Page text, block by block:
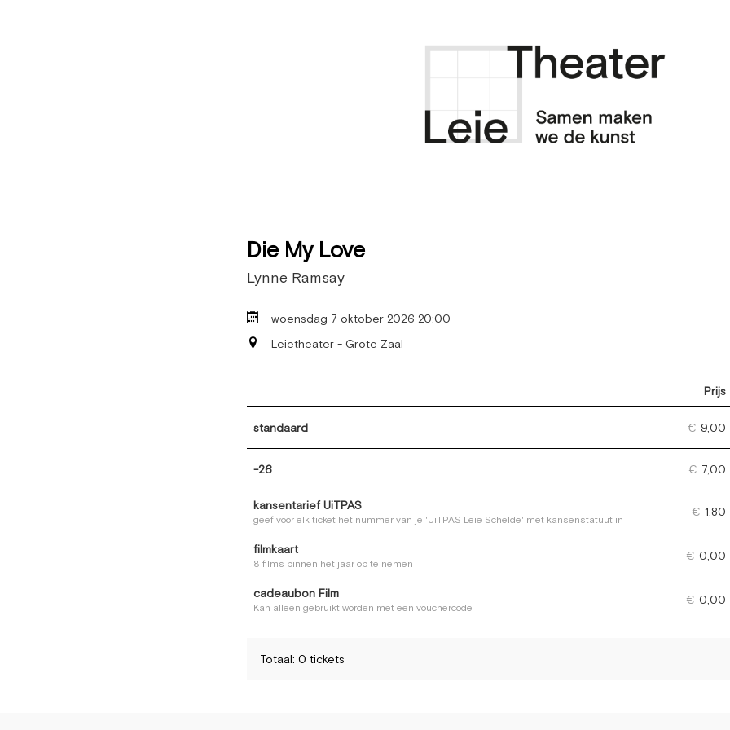
Die My Love
Lynne Ramsay
woensdag 7 oktober 2026 20:00
Leietheater - Grote Zaal
Prijs
standaard
€ 9,00
-26 € 7,00
kansentarief UiTPAS
geef voor elk ticket het nummer van je 'UiTPAS Leie Schelde' met kansenstatuut in
€ 1,80
filmkaart
8 films binnen het jaar op te nemen
€ 0,00
cadeaubon Film
Kan alleen gebruikt worden met een vouchercode
€ 0,00
Totaal: 0 tickets